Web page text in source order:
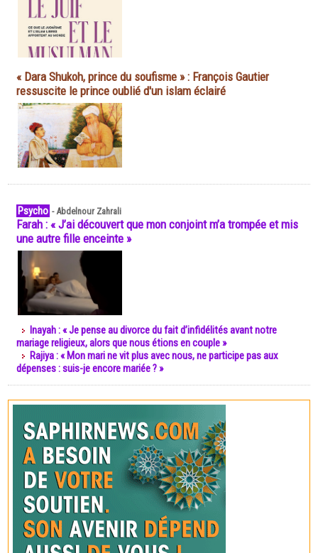
« Dara Shukoh, prince du soufisme » : François Gautier
ressuscite le prince oublié d'un islam éclairé
Psycho -Abdelnour Zahrali
Farah : « J’ai découvert que mon conjoint m’a trompée et mis
une autre fille enceinte »
Inayah : « Je pense au divorce du fait d’infidélités avant notre
mariage religieux, alors que nous étions en couple »
Rajiya : « Mon mari ne vit plus avec nous, ne participe pas aux
dépenses : suis-je encore mariée ? »